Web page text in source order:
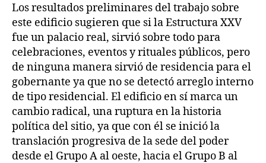
Los resultados preliminares del trabajo sobre
este edificio sugieren que si la Estructura XXV
fue un palacio real, sirvió sobre todo para
celebraciones, eventos y rituales públicos, pero
de ninguna manera sirvió de residencia para el
gobernante ya que no se detectó arreglo interno
de tipo residencial. El edificio en sí marca un
cambio radical, una ruptura en la historia
política del sitio, ya que con él se inició la
translación progresiva de la sede del poder
desde el Grupo A al oeste, hacia el Grupo B al